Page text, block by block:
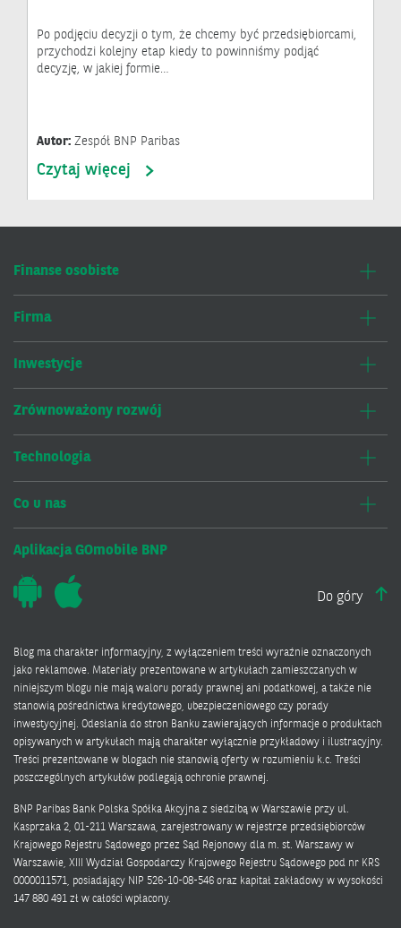
Po podjęciu decyzji o tym, że chcemy być przedsiębiorcami,
przychodzi kolejny etap kiedy to powinniśmy podjąć
decyzję, w jakiej formie…
Autor: Zespół BNP Paribas
Czytaj więcej
Finanse osobiste
Firma
Inwestycje
Zrównoważony rozwój
Technologia
Co u nas
Aplikacja GOmobile BNP
Do góry
Blog ma charakter informacyjny, z wyłączeniem treści wyraźnie oznaczonych
jako reklamowe. Materiały prezentowane w artykułach zamieszczanych w
niniejszym blogu nie mają waloru porady prawnej ani podatkowej, a także nie
stanowią pośrednictwa kredytowego, ubezpieczeniowego czy porady
inwestycyjnej. Odesłania do stron Banku zawierających informacje o produktach
opisywanych w artykułach mają charakter wyłącznie przykładowy i ilustracyjny.
Treści prezentowane w blogach nie stanowią oferty w rozumieniu k.c. Treści
poszczególnych artykułów podlegają ochronie prawnej.
BNP Paribas Bank Polska Spółka Akcyjna z siedzibą w Warszawie przy ul.
Kasprzaka 2, 01-211 Warszawa, zarejestrowany w rejestrze przedsiębiorców
Krajowego Rejestru Sądowego przez Sąd Rejonowy dla m. st. Warszawy w
Warszawie, XIII Wydział Gospodarczy Krajowego Rejestru Sądowego pod nr KRS
0000011571, posiadający NIP 526-10-08-546 oraz kapitał zakładowy w wysokości
147 880 491 zł w całości wpłacony.